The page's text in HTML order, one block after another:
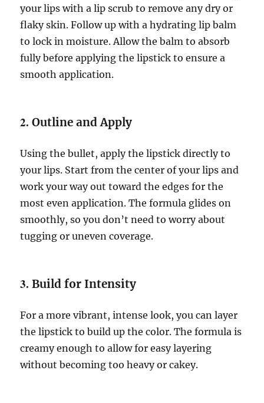
your lips with a lip scrub to remove any dry or
flaky skin. Follow up with a hydrating lip balm
to lock in moisture. Allow the balm to absorb
fully before applying the lipstick to ensure a
smooth application.
2.Outline and Apply
Using the bullet, apply the lipstick directly to
your lips. Start from the center of your lips and
work your way out toward the edges for the
most even application. The formula glides on
smoothly, so you don’t need to worry about
tugging or uneven coverage.
3.Build for Intensity
For a more vibrant, intense look, you can layer
the lipstick to build up the color. The formula is
creamy enough to allow for easy layering
without becoming too heavy or cakey.